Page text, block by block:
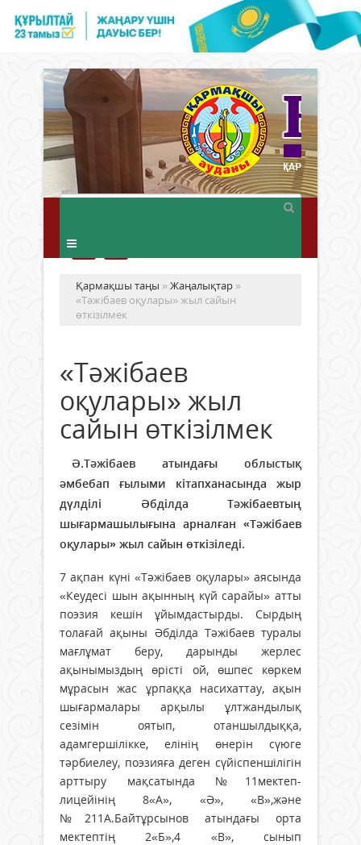
Қармақшы таңы »Жаңалықтар »
«Тәжібаев оқулары» жыл сайын
өткізілмек
«Тәжібаев
оқулары» жыл
сайын өткізілмек
Ә.Тәжібаев атындағы облыстық
әмбебап ғылыми кітапханасында жыр
дүлділі Әбділда Тәжібаевтың
шығармашылығына арналған «Тәжібаев
оқулары» жыл сайын өткізіледі.
7 ақпан күні «Тәжібаев оқулары» аясында
«Кеудесі шын ақынның күй сарайы» атты
поэзия кешін ұйымдастырды. Сырдың
толағай ақыны Әбділда Тәжібаев туралы
мағлұмат беру, дарынды жерлес
ақынымыздың өрісті ой, өшпес көркем
мұрасын жас ұрпаққа насихаттау, ақын
шығармалары арқылы ұлтжандылық
сезімін оятып, отаншылдыққа,
адамгершілікке, елінің өнерін сүюге
тәрбиелеу, поэзияға деген сүйіспеншілігін
арттыру мақсатында №11мектеп-
лицейінің 8«А», «Ә», «В»,және
№211А.Байтұрсынов атындағы орта
мектептің 2«Б»,4 «В», сынып